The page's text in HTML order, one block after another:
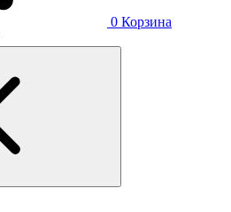
0 Корзина